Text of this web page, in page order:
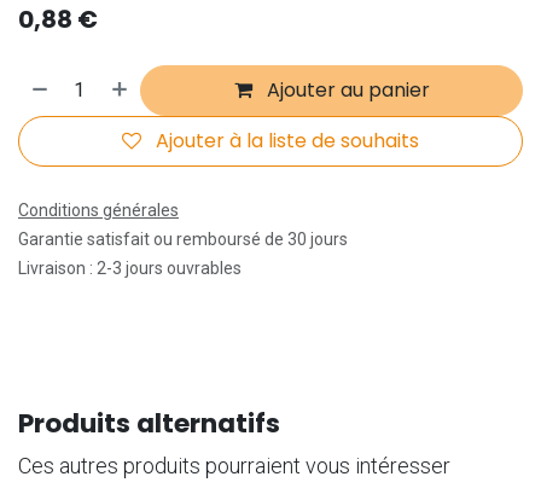
0,88 €
Ajouter au panier
Ajouter à la liste de souhaits
Conditions générales
Garantie satisfait ou remboursé de 30 jours
Livraison : 2-3 jours ouvrables
Produits alternatifs
Ces autres produits pourraient vous intéresser